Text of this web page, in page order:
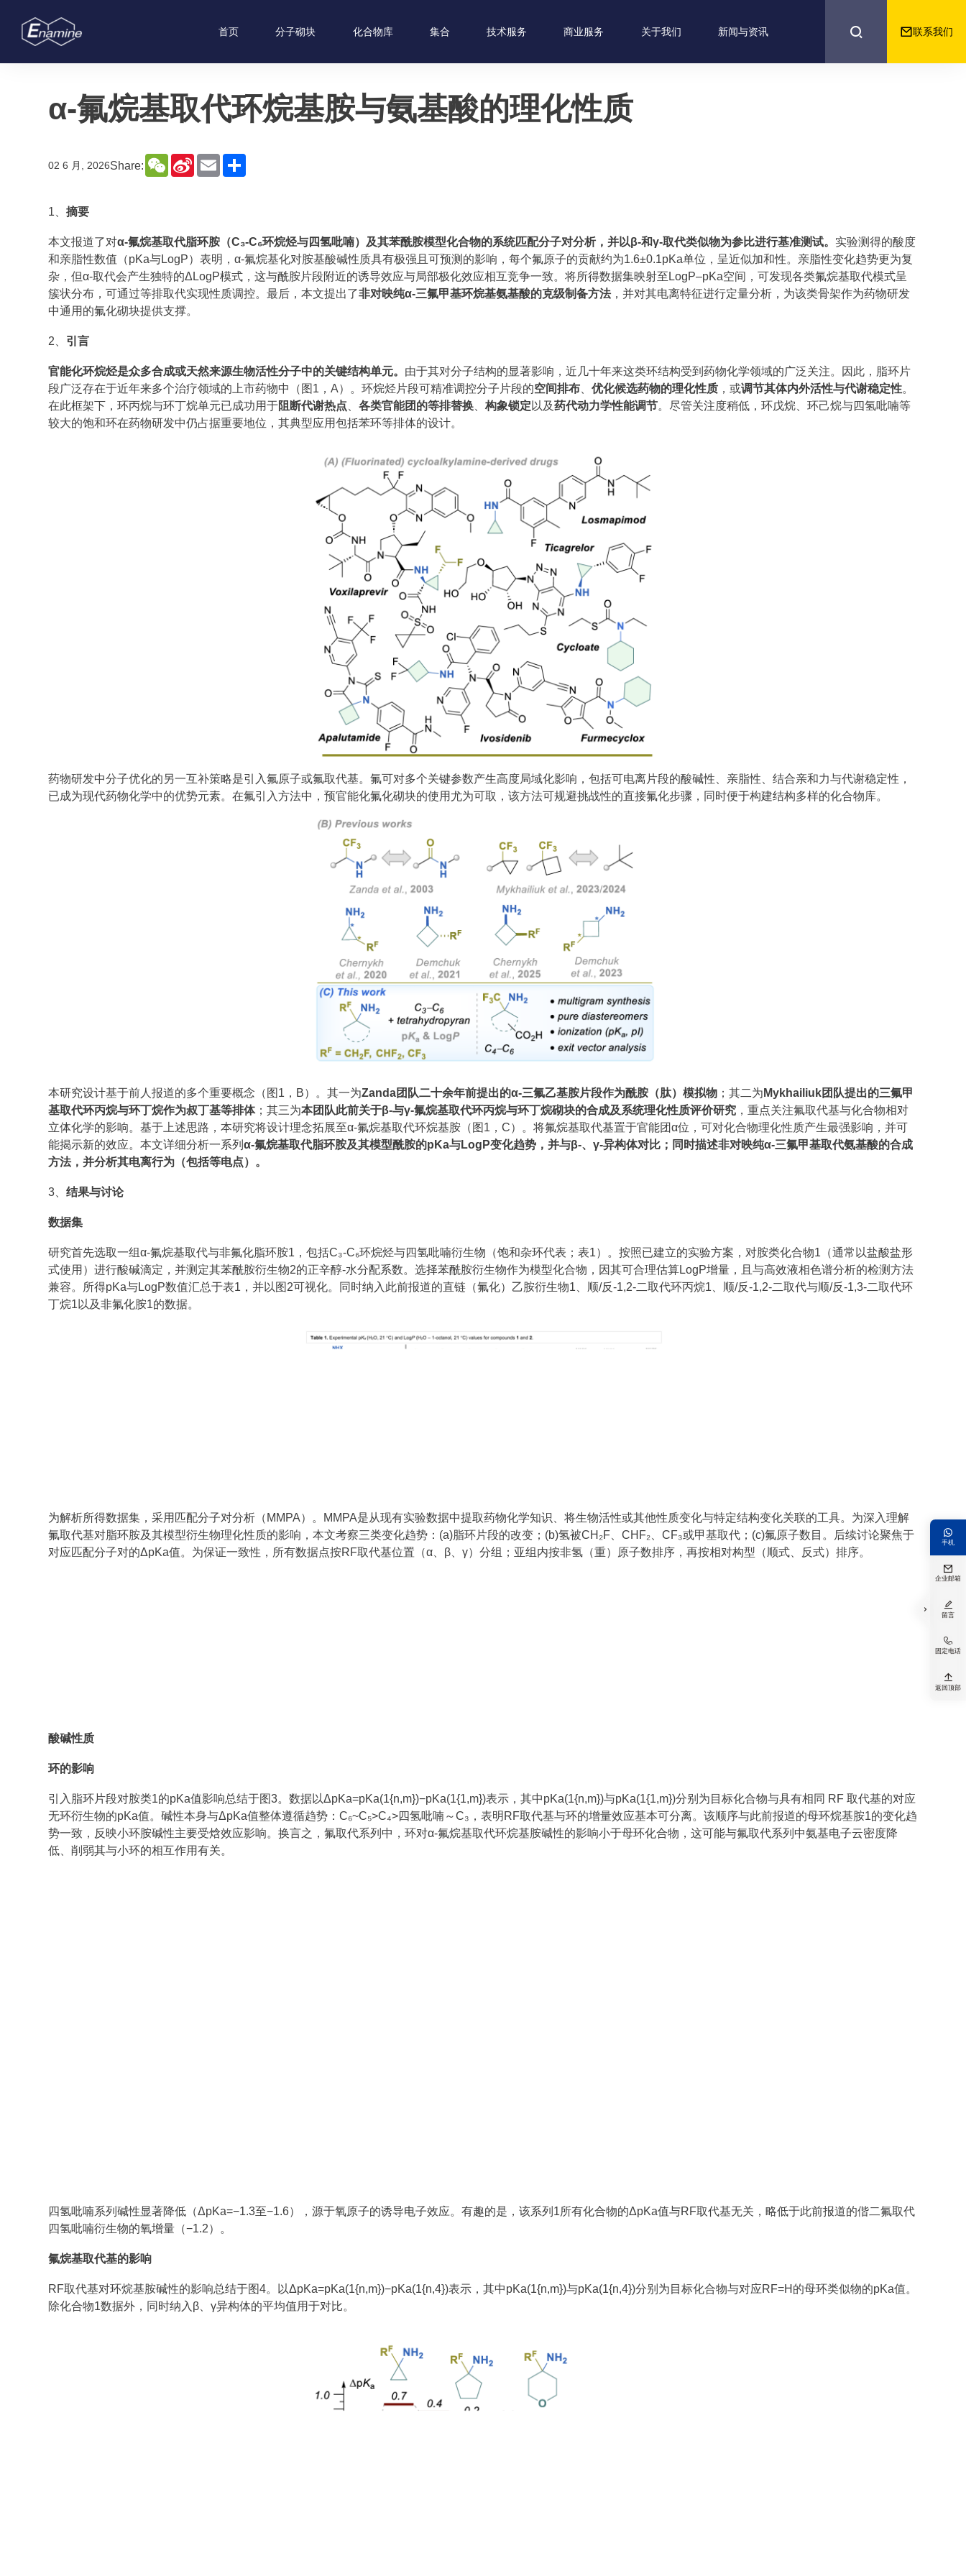
首页 分子砌块 化合物库 集合 技术服务 商业服务 关于我们 新闻与资讯  联系我们
α-氟烷基取代环烷基胺与氨基酸的理化性质
02 6 月, 2026Share: WeChatSina
Weibo
Email
1、摘要
本文报道了对α-氟烷基取代脂环胺（C₃-C₆环烷烃与四氢吡喃）及其苯酰胺模型化合物的系统匹配分子对分析，并以β-和γ-取代类似物为参比进行基准测试。 实验测得的酸度
和亲脂性数值（pKa与LogP）表明，α-氟烷基化对胺基酸碱性质具有极强且可预测的影响，每个氟原子的贡献约为1.6±0.1pKa单位，呈近似加和性。亲脂性变化趋势更为复
杂，但α-取代会产生独特的ΔLogP模式，这与酰胺片段附近的诱导效应与局部极化效应相互竞争一致。将所得数据集映射至LogP–pKa空间，可发现各类氟烷基取代模式呈
簇状分布，可通过等排取代实现性质调控。最后，本文提出了非对映纯α-三氟甲基环烷基氨基酸的克级制备方法，并对其电离特征进行定量分析，为该类骨架作为药物研发
中通用的氟化砌块提供支撑。
2、 引言
官能化环烷烃是众多合成或天然来源生物活性分子中的关键结构单元。 由于其对分子结构的显著影响，近几十年来这类环结构受到药物化学领域的广泛关注。因此，脂环片
段广泛存在于近年来多个治疗领域的上市药物中（图1，A）。环烷烃片段可精准调控分子片段的空间排布 、优化候选药物的理化性质 ，或调节其体内外活性与代谢稳定性。
在此框架下，环丙烷与环丁烷单元已成功用于阻断代谢热点 、各类官能团的等排替换 、构象锁定以及药代动力学性能调节。尽管关注度稍低，环戊烷、环己烷与四氢吡喃等
较大的饱和环在药物研发中仍占据重要地位，其典型应用包括苯环等排体的设计。
药物研发中分子优化的另一互补策略是引入氟原子或氟取代基。氟可对多个关键参数产生高度局域化影响，包括可电离片段的酸碱性、亲脂性、结合亲和力与代谢稳定性，
已成为现代药物化学中的优势元素。在氟引入方法中，预官能化氟化砌块的使用尤为可取，该方法可规避挑战性的直接氟化步骤，同时便于构建结构多样的化合物库。
本研究设计基于前人报道的多个重要概念（图1，B）。其一为Zanda团队二十余年前提出的α-三氟乙基胺片段作为酰胺（肽）模拟物 ；其二为Mykhailiuk团队提出的三氟甲
基取代环丙烷与环丁烷作为叔丁基等排体；其三为本团队此前关于β-与γ-氟烷基取代环丙烷与环丁烷砌块的合成及系统理化性质评价研究 ，重点关注氟取代基与化合物相对
立体化学的影响。基于上述思路，本研究将设计理念拓展至α-氟烷基取代环烷基胺（图1，C）。将氟烷基取代基置于官能团α位，可对化合物理化性质产生最强影响，并可
能揭示新的效应。本文详细分析一系列α-氟烷基取代脂环胺及其模型酰胺的pKa与LogP变化趋势，并与β-、γ-异构体对比；同时描述非对映纯α-三氟甲基取代氨基酸的合成
方法，并分析其电离行为（包括等电点）。
3、结果与讨论
数据集
研究首先选取一组α-氟烷基取代与非氟化脂环胺1，包括C₃-C₆环烷烃与四氢吡喃衍生物（饱和杂环代表；表1）。按照已建立的实验方案，对胺类化合物1（通常以盐酸盐形
式使用）进行酸碱滴定，并测定其苯酰胺衍生物2的正辛醇-水分配系数。选择苯酰胺衍生物作为模型化合物，因其可合理估算LogP增量，且与高效液相色谱分析的检测方法
兼容。所得pKa与LogP数值汇总于表1，并以图2可视化。同时纳入此前报道的直链（氟化）乙胺衍生物1、顺/反-1,2-二取代环丙烷1、顺/反-1,2-二取代与顺/反-1,3-二取代环
丁烷1以及非氟化胺1的数据。
为解析所得数据集，采用匹配分子对分析（MMPA）。MMPA是从现有实验数据中提取药物化学知识、将生物活性或其他性质变化与特定结构变化关联的工具。为深入理解
氟取代基对脂环胺及其模型衍生物理化性质的影响，本文考察三类变化趋势：(a)脂环片段的改变；(b)氢被CH₂F、CHF₂、CF₃或甲基取代；(c)氟原子数目。后续讨论聚焦于
对应匹配分子对的ΔpKa值。为保证一致性，所有数据点按RF取代基位置（α、β、γ）分组；亚组内按非氢（重）原子数排序，再按相对构型（顺式、反式）排序。
酸碱性质
环的影响
引入脂环片段对胺类1的pKa值影响总结于图3。数据以ΔpKa=pKa(1{n,m})−pKa(1{1,m})表示，其中pKa(1{n,m})与pKa(1{1,m})分别为目标化合物与具有相同 RF 取代基的对应
无环衍生物的pKa值。碱性本身与ΔpKa值整体遵循趋势：C₆~C₅>C₄>四氢吡喃～C₃，表明RF取代基与环的增量效应基本可分离。该顺序与此前报道的母环烷基胺1的变化趋
势一致，反映小环胺碱性主要受焓效应影响。换言之，氟取代系列中，环对α-氟烷基取代环烷基胺碱性的影响小于母环化合物，这可能与氟取代系列中氨基电子云密度降
低、削弱其与小环的相互作用有关。
四氢吡喃系列碱性显著降低（ΔpKa=−1.3至−1.6），源于氧原子的诱导电子效应。有趣的是，该系列1所有化合物的ΔpKa值与RF取代基无关，略低于此前报道的偕二氟取代
四氢吡喃衍生物的氧增量（−1.2）。
氟烷基取代基的影响
RF取代基对环烷基胺碱性的影响总结于图4。以ΔpKa=pKa(1{n,m})−pKa(1{n,4})表示，其中pKa(1{n,m})与pKa(1{n,4})分别为目标化合物与对应RF=H的母环类似物的pKa值。
除化合物1数据外，同时纳入β、γ异构体的平均值用于对比。

手机

企业邮箱

留言

固定电话

返回顶部
